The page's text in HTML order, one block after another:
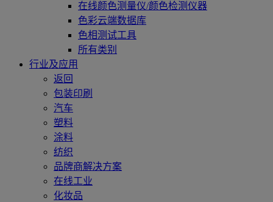
在线颜色测量仪/颜色检测仪器
色彩云端数据库
色相测试工具
所有类别
行业及应用
返回
包装印刷
汽车
塑料
涂料
纺织
品牌商解决方案
在线工业
化妆品